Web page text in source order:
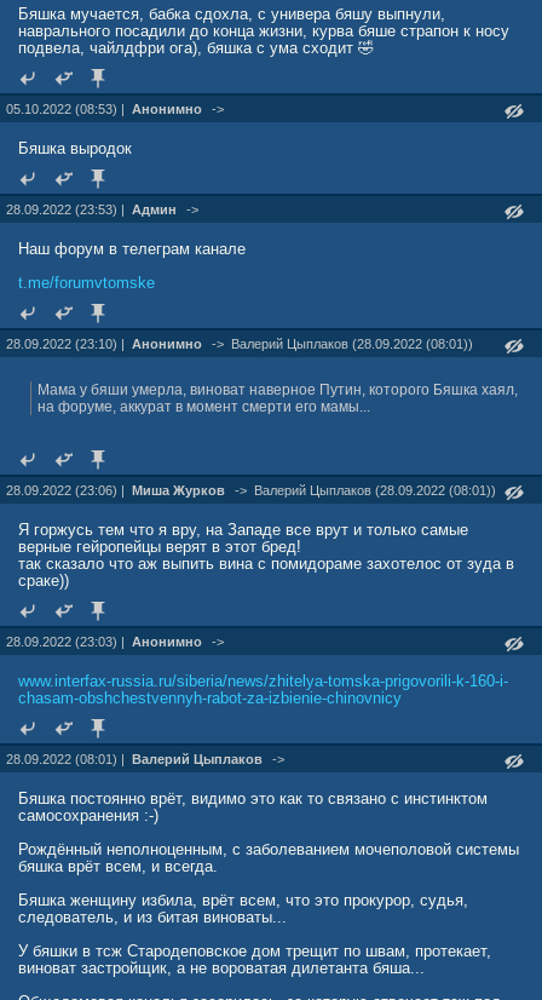
Бяшка мучается, бабка сдохла, с универа бяшу выпнули,
наврального посадили до конца жизни, курва бяше страпон к носу
подвела, чайлдфри ога), бяшка с ума сходит 🤣
05.10.2022 (08:53) | Анонимно ->
Бяшка выродок
28.09.2022 (23:53) | Админ ->
Наш форум в телеграм канале
t.me/forumvtomske
28.09.2022 (23:10) | Анонимно -> Валерий Цыплаков (28.09.2022 (08:01))
Мама у бяши умерла, виноват наверное Путин, которого Бяшка хаял,
на форуме, аккурат в момент смерти его мамы...
28.09.2022 (23:06) | Миша Журков -> Валерий Цыплаков (28.09.2022 (08:01))
Я горжусь тем что я вру, на Западе все врут и только самые
верные гейропейцы верят в этот бред!
так сказало что аж выпить вина с помидораме захотелос от зуда в
сраке))
28.09.2022 (23:03) | Анонимно ->
www.interfax-russia.ru/siberia/news/zhitelya-tomska-prigovorili-k-160-i-
chasam-obshchestvennyh-rabot-za-izbienie-chinovnicy
28.09.2022 (08:01) | Валерий Цыплаков ->
Бяшка постоянно врёт, видимо это как то связано с инстинктом
самосохранения :-)
Рождённый неполноценным, с заболеванием мочеполовой системы
бяшка врёт всем, и всегда.
Бяшка женщину избила, врёт всем, что это прокурор, судья,
следователь, и из битая виноваты...
У бяшки в тсж Стародеповское дом трещит по швам, протекает,
виноват застройщик, а не вороватая дилетанта бяша...